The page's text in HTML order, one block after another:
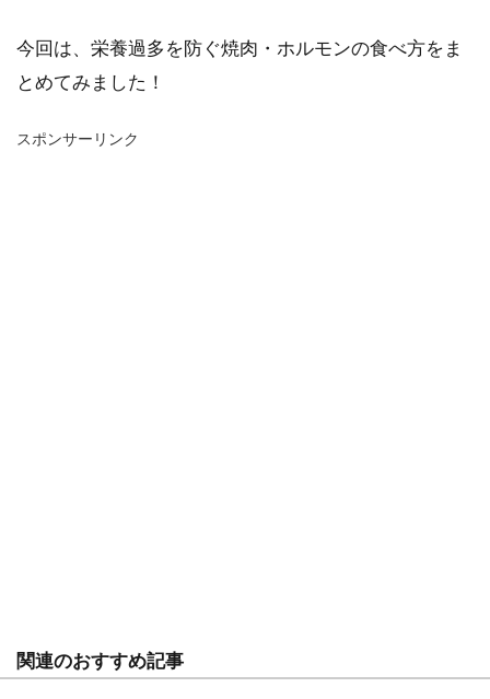
今回は、栄養過多を防ぐ焼肉・ホルモンの食べ方をま
とめてみました！
スポンサーリンク
関連のおすすめ記事